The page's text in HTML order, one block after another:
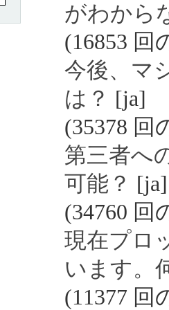
がわから
(16853 回
今後、マ
は？ [ja]
(35378 回
第三者へ
可能？ [ja]
(34760 回
現在プロ
います。
(11377 回